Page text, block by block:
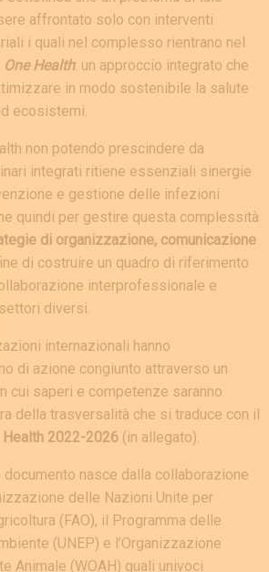
affrontato solo con interventi
i quali nel complesso rientrano nel
One Health: un approccio integrato che
in modo sostenibile la salute
ecosistemi.
non potendo prescindere da
integrati ritiene essenziali sinergie
e gestione delle infezioni
quindi per gestire questa complessità
di organizzazione, comunicazione
di costruire un quadro di riferimento
interprofessionale e
diversi.
internazionali hanno
di azione congiunto attraverso un
cui saperi e competenze saranno
della trasversalità che si traduce con il
Health 2022-2026 (in allegato).
nasce dalla collaborazione
delle Nazioni Unite per
(FAO), il Programma delle
(UNEP) e l’Organizzazione
Animale (WOAH) quali univoci